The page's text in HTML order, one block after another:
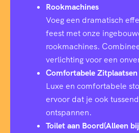
Rookmachines
Voeg een dramatisch
feest met onze
rookmachines.
verlichting voor een
Comfortabele Zitplaatsen
Luxe en comfortabele
ervoor dat je ook
ontspannen.
Toilet aan Boord(Alleen